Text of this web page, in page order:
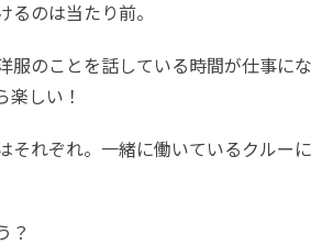
るのは当たり前。
服のことを話している時間が仕事にな
楽しい！
それぞれ。一緒に働いているクルーに
？